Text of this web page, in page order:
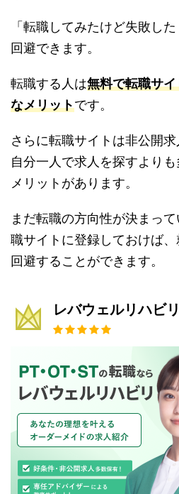
「転職してみたけど失敗し
回避できます。
転職する人は無料で転職サ
なメリットです。
さらに転職サイトは非公開求
自分一人で求人を探すより
メリットがあります。
まだ転職の方向性が決まっ
職サイトに登録しておけば
回避することができます。
レバウェルリハビリ